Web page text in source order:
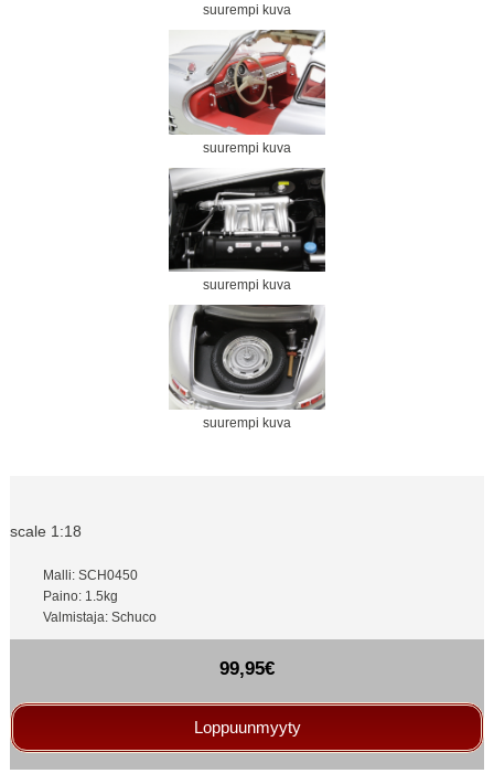
suurempi kuva
suurempi kuva
suurempi kuva
suurempi kuva
scale 1:18
Malli: SCH0450
Paino: 1.5kg
Valmistaja: Schuco
99,95€
Loppuunmyyty